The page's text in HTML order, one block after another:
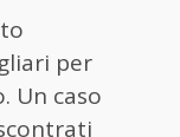
per
Un caso